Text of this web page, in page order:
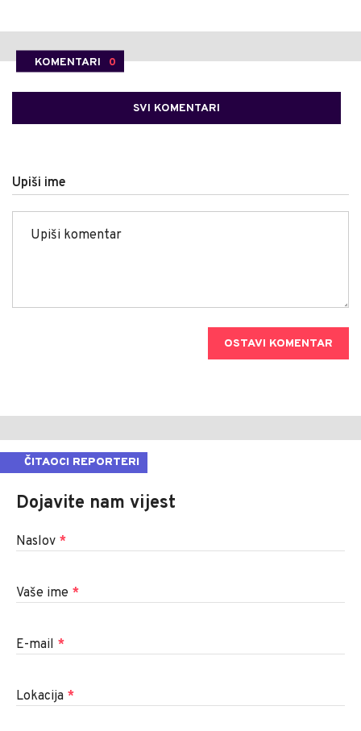
KOMENTARI 0
SVI KOMENTARI
Upiši ime
OSTAVI KOMENTAR
ČITAOCI REPORTERI
Dojavite nam vijest
Naslov *
Vaše ime *
E-mail *
Lokacija *